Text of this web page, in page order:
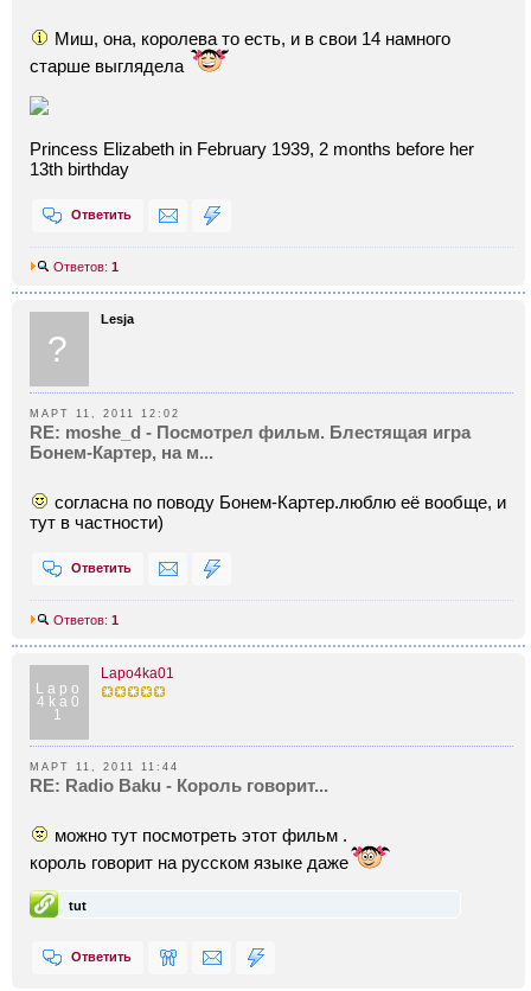
Миш, она, королева то есть, и в свои 14 намного
старше выглядела
Princess Elizabeth in February 1939, 2 months before her
13th birthday
Ответить
Ответов: 1
?
Lesja
МАРТ 11, 2011 12:02
RE: moshe_d - Посмотрел фильм. Блестящая игра
Бонем-Картер, на м...
согласна по поводу Бонем-Картер.люблю её вообще, и
тут в частности)
Ответить
Ответов: 1
Lapo
4ka0
1
Lapo4ka01
МАРТ 11, 2011 11:44
RE: Radio Baku - Король говорит...
можно тут посмотреть этот фильм .
король говорит на русском языке даже
tut
Ответить